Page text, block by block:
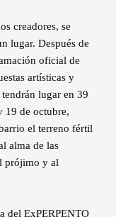
creadores, se
lugar. Después de
oficial de
artísticas y
lugar en 39
19 de octubre,
el terreno fértil
alma de las
prójimo y al
del ExPERPENTO